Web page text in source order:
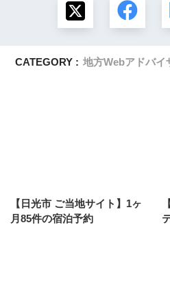
CATEGORY : 地方Webアドバイ
【日光市 ご当地サイト】1ヶ
月85件の宿泊予約